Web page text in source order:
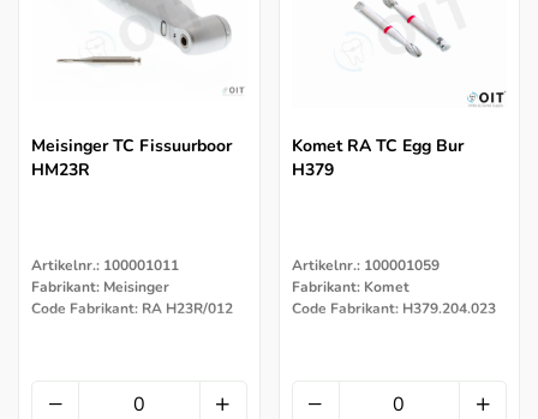
Meisinger TC Fissuurboor
HM23R
Artikelnr.: 100001011
Fabrikant: Meisinger
Code Fabrikant: RA H23R/012
Komet RA TC Egg Bur
H379
Artikelnr.: 100001059
Fabrikant: Komet
Code Fabrikant: H379.204.023